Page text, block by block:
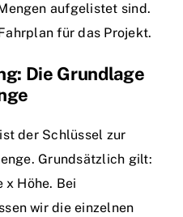
aufgelistet sind.
für das Projekt.
Die Grundlage
der Schlüssel zur
Grundsätzlich gilt:
x Höhe. Bei
wir die einzelnen